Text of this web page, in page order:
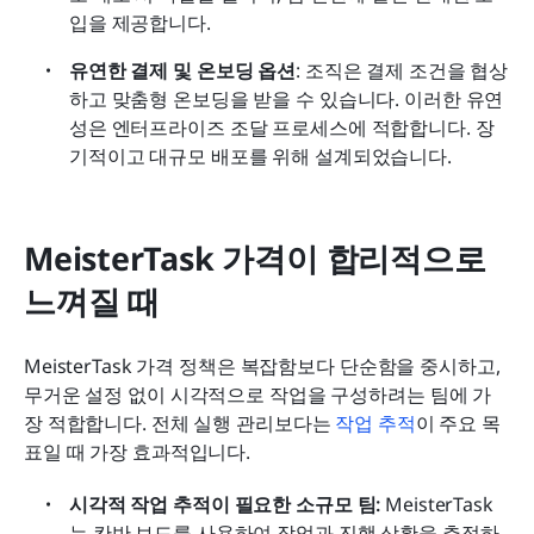
입을 제공합니다.
유연한 결제 및 온보딩 옵션: 조직은 결제 조건을 협상
하고 맞춤형 온보딩을 받을 수 있습니다. 이러한 유연
성은 엔터프라이즈 조달 프로세스에 적합합니다. 장
기적이고 대규모 배포를 위해 설계되었습니다.
MeisterTask 가격이 합리적으로
느껴질 때
MeisterTask 가격 정책은 복잡함보다 단순함을 중시하고,
무거운 설정 없이 시각적으로 작업을 구성하려는 팀에 가
장 적합합니다. 전체 실행 관리보다는 작업 추적이 주요 목
표일 때 가장 효과적입니다.
시각적 작업 추적이 필요한 소규모 팀: MeisterTask